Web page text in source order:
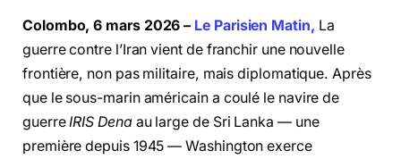
Colombo, 6 mars 2026 – Le Parisien Matin, La
guerre contre l’Iran vient de franchir une nouvelle
frontière, non pas militaire, mais diplomatique. Après
que le sous-marin américain a coulé le navire de
guerreIRIS Denaau large de Sri Lanka — une
première depuis 1945 — Washington exerce